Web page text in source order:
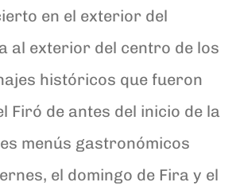
en el exterior del
al exterior del centro de los
históricos que fueron
Firó de antes del inicio de la
menús gastronómicos
el domingo de Fira y el